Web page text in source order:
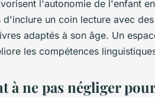
l'autonomie de l'enfant
un coin lecture avec
adaptés à son âge. Un
les compétences
à ne pas négliger